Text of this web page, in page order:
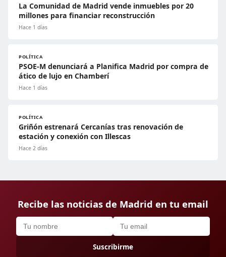
La Comunidad de Madrid vende inmuebles por 20
millones para financiar reconstrucción
Hace 1 días
POLÍTICA
PSOE-M denunciará a Planifica Madrid por compra de
ático de lujo en Chamberí
Hace 1 días
POLÍTICA
Griñón estrenará Cercanías tras renovación de
estación y conexión con Illescas
Hace 2 días
Recibe las noticias de Madrid en tu email
Suscribirme